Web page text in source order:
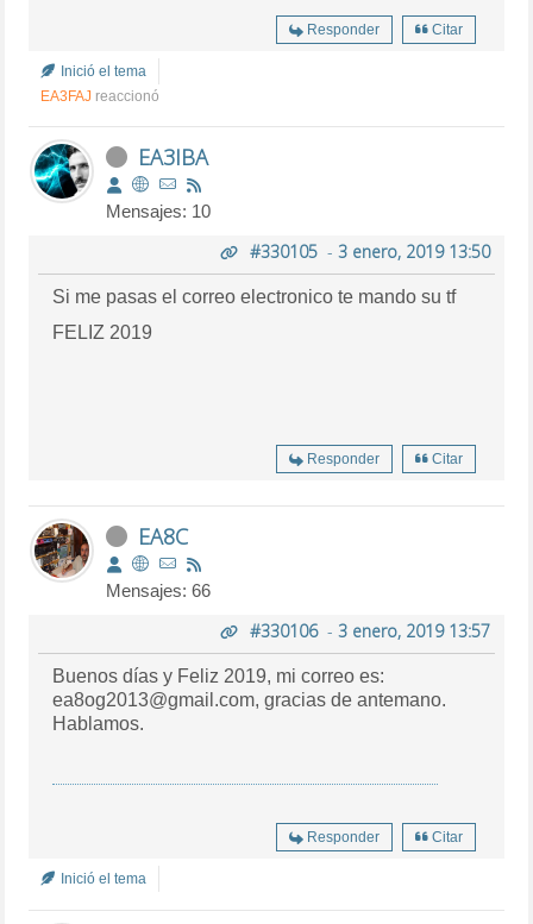
Responder Citar
Inició el tema
EA3FAJ reaccionó
EA3IBA
Mensajes: 10
#330105- 3 enero, 2019 13:50
Si me pasas el correo electronico te mando su tf
FELIZ 2019
Responder Citar
EA8C
Mensajes: 66
#330106- 3 enero, 2019 13:57
Buenos días y Feliz 2019, mi correo es:
ea8og2013@gmail.com, gracias de antemano.
Hablamos.
Responder Citar
Inició el tema